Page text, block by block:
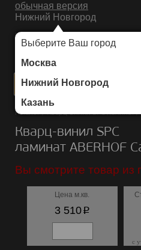
обычная версия
Нижний Новгород
Выберите Ваш город
Москва
Нижний Новгород
Казань
ИНТЕРНЕТ-МАГАЗИН НАПОЛЬНЫХ
Каталог/Кварц-винил SPC ламинат/
Кварц-винил SPC
ламинат ABERHOF
Вы смотрите товар из
Цена м.кв.
3 510p
с